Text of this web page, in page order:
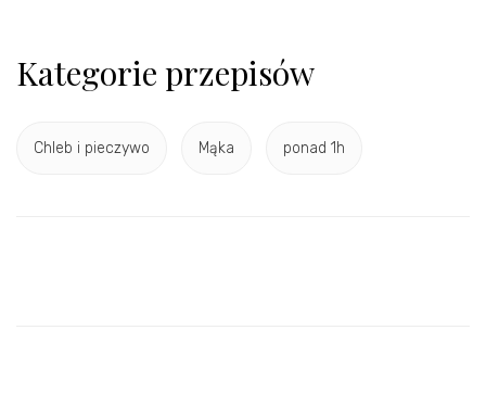
Kategorie przepisów
Chleb i pieczywo Mąka ponad 1h